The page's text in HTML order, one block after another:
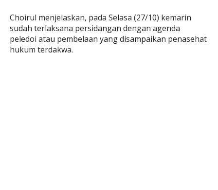
Choirul menjelaskan, pada Selasa (27/10) kemarin
sudah terlaksana persidangan dengan agenda
peledoi atau pembelaan yang disampaikan penasehat
hukum terdakwa.